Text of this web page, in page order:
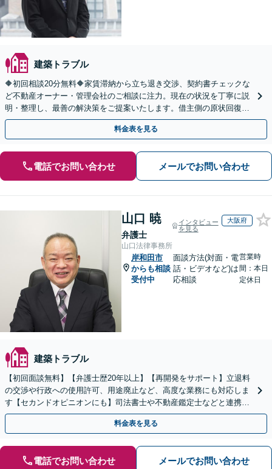
建築トラブル
🔶初回相談20分無料🔶家賃滞納から立ち退き交渉、契約書チェックな
ど不動産オーナー・管理会社のご相談に注力。現在の状況を丁寧に説
明・整理し、最善の解決策をご提案いたします。借主側の原状回復・
退去時の立ち会い対応も可能【三ノ宮駅6分】
料金表を見る
電話でお問い合わせ メールでお問い合わせ
山口 暁
弁護士
インタビュー
を見る
大阪府
山口法律事務所
岸和田市
からも相談
受付中
面談方法(対面・電
話・ビデオなど)は
応相談
営業時
間：本日
定休日
建築トラブル
【初回面談無料】【弁護士歴20年以上】【再開発をサポート】立退料
の交渉や行政への使用許可、用途廃止など、高度な業務にも対応しま
す【セカンドオピニオンにも】司法書士や不動産鑑定士などと連携。
農地や山林などもお任せください【枚方市駅6分】
料金表を見る
電話でお問い合わせ メールでお問い合わせ